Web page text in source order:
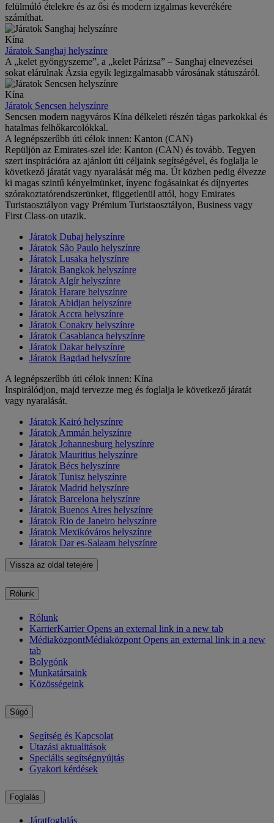
felülmúló ételekre és az ősi és modern izgalmas keverékére
számíthat.
Kína
Járatok Sanghaj helyszínre
A „kelet gyöngyszeme”, a „kelet Párizsa” – Sanghaj elnevezései
sokat elárulnak Ázsia egyik legizgalmasabb városának státuszáról.
Kína
Járatok Sencsen helyszínre
Sencsen modern nagyváros Kína délkeleti részén tágas parkokkal és
hatalmas felhőkarcolókkal.
A legnépszerűbb úti célok innen: Kanton (CAN)
Repüljön az Emirates-szel ide: Kanton (CAN) és tovább. Tegyen
szert inspirációra az ajánlott úti céljaink segítségével, és foglalja le
következő járatát vagy nyaralását még ma. Út közben pedig élvezze
ki magas szintű kényelmünket, ínyenc fogásainkat és díjnyertes
szórakoztatórendszerünket, függetlenül attól, hogy Emirates
Turistaosztályon vagy Prémium Turistaosztályon, Business vagy
First Class-on utazik.
Járatok Dubaj helyszínre
Járatok São Paulo helyszínre
Járatok Lusaka helyszínre
Járatok Bangkok helyszínre
Járatok Algír helyszínre
Járatok Harare helyszínre
Járatok Abidjan helyszínre
Járatok Accra helyszínre
Járatok Conakry helyszínre
Járatok Casablanca helyszínre
Járatok Dakar helyszínre
Járatok Bagdad helyszínre
A legnépszerűbb úti célok innen: Kína
Inspirálódjon, majd tervezze meg és foglalja le következő járatát
vagy nyaralását.
Járatok Kairó helyszínre
Járatok Ammán helyszínre
Járatok Johannesburg helyszínre
Járatok Mauritius helyszínre
Járatok Bécs helyszínre
Járatok Tunisz helyszínre
Járatok Madrid helyszínre
Járatok Barcelona helyszínre
Járatok Buenos Aires helyszínre
Járatok Rio de Janeiro helyszínre
Járatok Mexikóváros helyszínre
Járatok Dar es-Salaam helyszínre
Vissza az oldal tetejére
Rólunk
Rólunk
KarrierKarrier Opens an external link in a new tab
MédiaközpontMédiaközpont Opens an external link in a new
tab
Bolygónk
Munkatársaink
Közösségeink
Súgó
Segítség és Kapcsolat
Utazási aktualitások
Speciális segítségnyújtás
Gyakori kérdések
Foglalás
Járatfoglalás